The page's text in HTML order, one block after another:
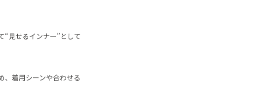
“見せるインナー”として
、着用シーンや合わせる